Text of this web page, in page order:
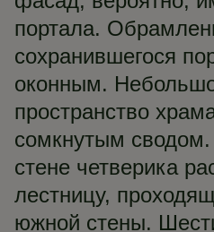
портала.
сохранившегося
оконным.
пространство
сомкнутым
стене четверика
лестницу,
южной стены.